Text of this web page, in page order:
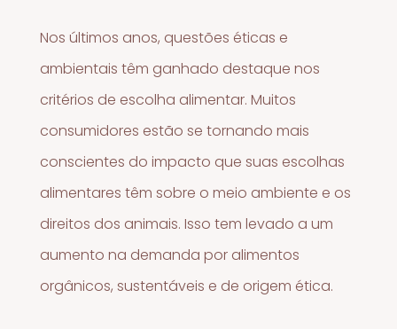
Nos últimos anos, questões éticas e
ambientais têm ganhado destaque nos
critérios de escolha alimentar. Muitos
consumidores estão se tornando mais
conscientes do impacto que suas escolhas
alimentares têm sobre o meio ambiente e os
direitos dos animais. Isso tem levado a um
aumento na demanda por alimentos
orgânicos, sustentáveis e de origem ética.